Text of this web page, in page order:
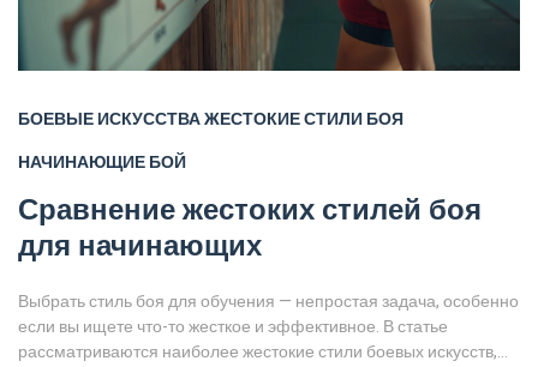
БОЕВЫЕ ИСКУССТВАЖЕСТОКИЕ СТИЛИ БОЯ
НАЧИНАЮЩИЕБОЙ
Сравнение жестоких стилей боя
для начинающих
Выбрать стиль боя для обучения — непростая задача, особенно
если вы ищете что-то жесткое и эффективное. В статье
рассматриваются наиболее жестокие стили боевых искусств,